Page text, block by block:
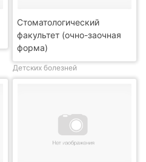
Стоматологический
факультет (очно-заочная
форма)
Детских болезней